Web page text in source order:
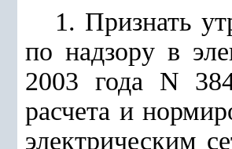
1. Признать
по надзору в
2003 года N
расчета и
электрическим